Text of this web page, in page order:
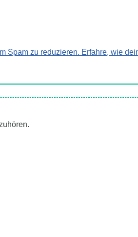
Spam zu reduzieren. Erfahre, wie